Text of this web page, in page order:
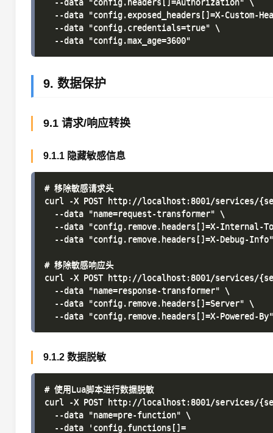
--data "config.exposed_headers[]=X-Custom-
  --data "config.credentials=true" \
9. 数据保护
9.1 请求/响应转换
9.1.1 隐藏敏感信息
# 移除敏感请求头
curl -X POST http://localhost:8001/services/
  --data "name=request-transformer" \
--data "config.remove.headers[]=X-Internal-
  --data "config.remove.headers[]=X-Debug-Info"
# 移除敏感响应头
curl -X POST http://localhost:8001/services/
  --data "name=response-transformer" \
  --data "config.remove.headers[]=Server" \
9.1.2 数据脱敏
# 使用Lua脚本进行数据脱敏
curl -X POST http://localhost:8001/services/
  --data "name=pre-function" \
  --data 'config.functions[]=